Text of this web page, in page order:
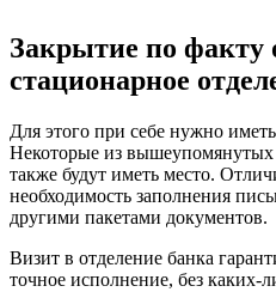
Закрытие по факту
стационарное
Для этого при себе нужно
Некоторые из вышеупомянутых
также будут иметь место.
необходимость заполнения
другими пакетами документов.
Визит в отделение банка
точное исполнение, без каких-